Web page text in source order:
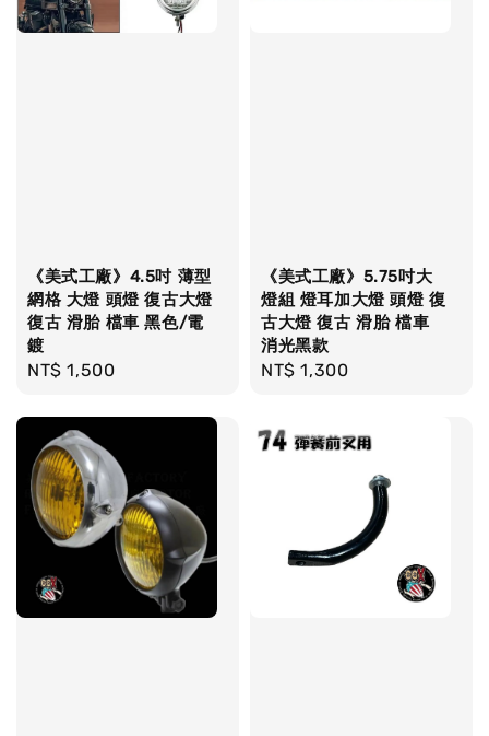
《美式工廠》4.5吋 薄型
網格 大燈 頭燈 復古大燈
復古 滑胎 檔車 黑色/電
鍍
Regular
NT$ 1,500
《美式工廠》5.75吋大
燈組 燈耳加大燈 頭燈 復
古大燈 復古 滑胎 檔車
消光黑款
Regular
NT$ 1,300